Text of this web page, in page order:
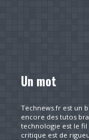
Un mot
Technews.fr est un
encore des tutos
technologie est le fil
critique est de